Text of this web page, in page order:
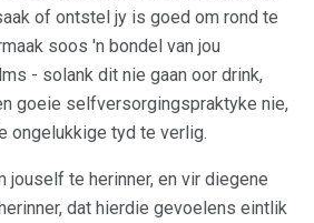
of ontstel jy is goed om rond te
soos 'n bondel van jou
- solank dit nie gaan oor drink,
goeie selfversorgingspraktyke nie,
ongelukkige tyd te verlig.
jouself te herinner, en vir diegene
dat hierdie gevoelens eintlik